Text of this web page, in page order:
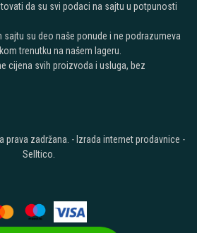
da su svi podaci na sajtu u potpunosti
su deo naše ponude i ne podrazumeva
trenutku na našem lageru.
cijena svih proizvoda i usluga, bez
prava zadržana. - Izrada internet prodavnice -
Selltico.